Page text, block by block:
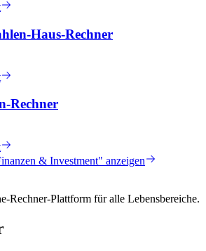
Haus-Rechner
Rechner
& Investment" anzeigen
Rechner-Plattform für alle Lebensbereiche.